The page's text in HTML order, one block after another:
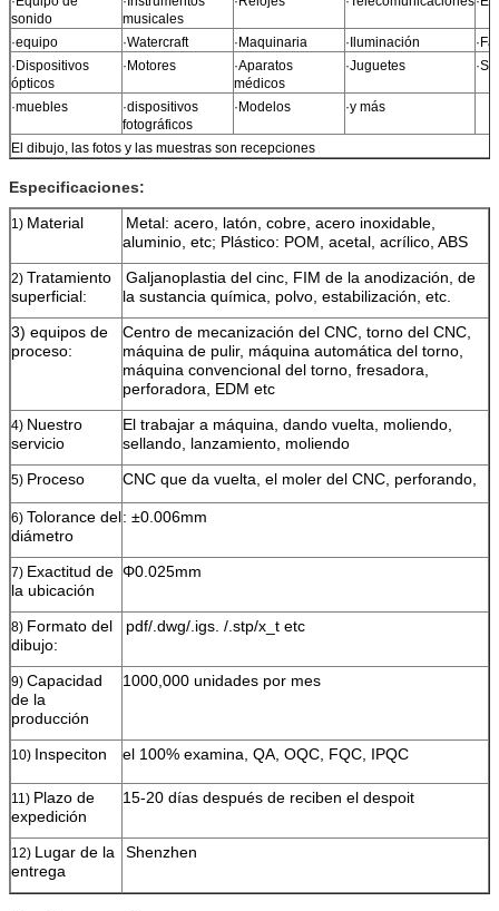
sonido
musicales
·equipo ·Watercraft ·Maquinaria ·Iluminación
·Dispositivos
ópticos
·Motores
·Aparatos
médicos
·Juguetes
·muebles
·dispositivos
fotográficos
·Modelos ·y más
El dibujo, las fotos y las muestras son recepciones
Especificaciones:
1) Material
Metal: acero, latón, cobre, acero inoxidable,
aluminio, etc; Plástico: POM, acetal, acrílico, ABS
2) Tratamiento
superficial:
Galjanoplastia del cinc, FIM de la anodización, de
la sustancia química, polvo, estabilización, etc.
3) equipos de
proceso:
Centro de mecanización del CNC, torno del CNC,
máquina de pulir, máquina automática del torno,
máquina convencional del torno, fresadora,
perforadora, EDM etc
4) Nuestro
servicio
El trabajar a máquina, dando vuelta, moliendo,
sellando, lanzamiento, moliendo
5) Proceso CNC que da vuelta, el moler del CNC, perforando,
6) Tolorance del
diámetro
: ±0.006mm
7) Exactitud de
la ubicación
Φ0.025mm
8) Formato del
dibujo:
pdf/.dwg/.igs. /.stp/x_t etc
9) Capacidad
de la
producción
1000,000 unidades por mes
10) Inspeciton el 100% examina, QA, OQC, FQC, IPQC
11) Plazo de
expedición
15-20 días después de reciben el despoit
12) Lugar de la
entrega
Shenzhen